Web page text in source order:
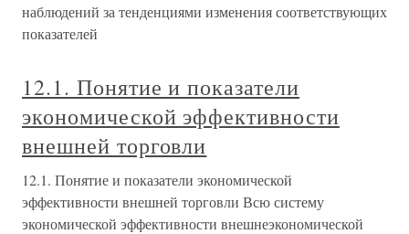
наблюдений за тенденциями изменения соответствующих
показателей
12.1. Понятие и показатели
экономической эффективности
внешней торговли
12.1. Понятие и показатели экономической
эффективности внешней торговли Всю систему
экономической эффективности внешнеэкономической